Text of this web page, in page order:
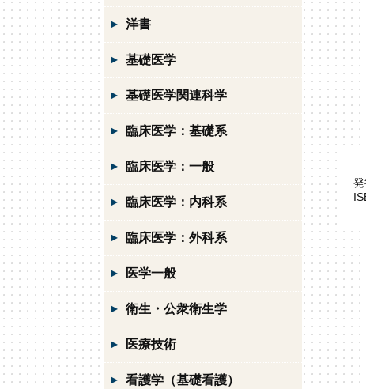
洋書
基礎医学
基礎医学関連科学
臨床医学：基礎系
臨床医学：一般
臨床医学：内科系
臨床医学：外科系
医学一般
衛生・公衆衛生学
医療技術
看護学（基礎看護）